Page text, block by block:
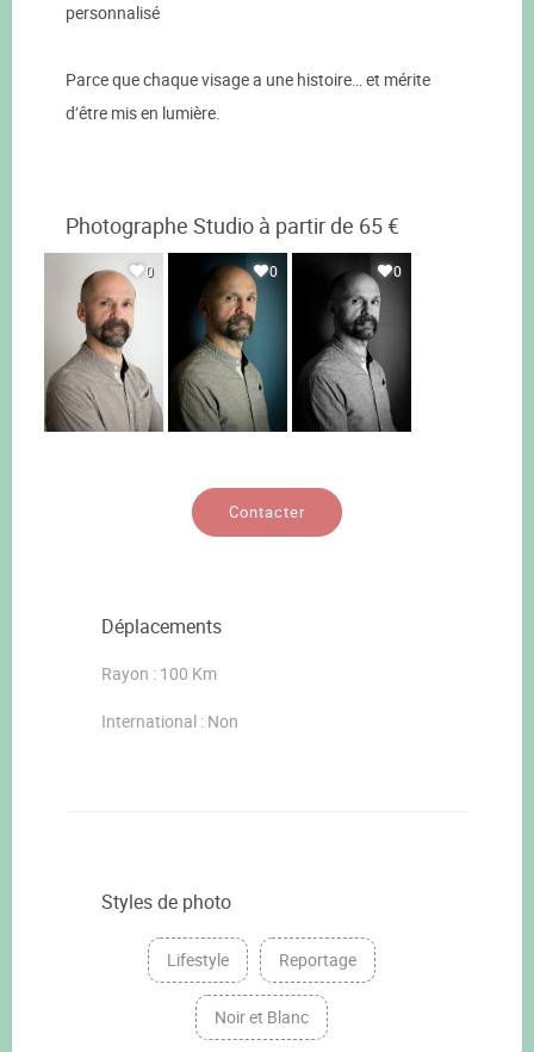
personnalisé
Parce que chaque visage a une histoire… et mérite
d’être mis en lumière.
Photographe Studio à partir de 65 €
0 0 0
Contacter
Déplacements
Rayon : 100 Km
International : Non
Styles de photo
Lifestyle Reportage
Noir et Blanc